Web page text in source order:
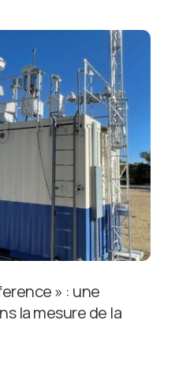
» : une
la mesure de la